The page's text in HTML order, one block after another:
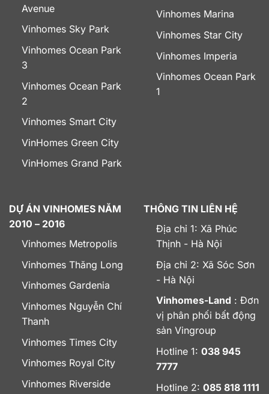
Avenue
Vinhomes Sky Park
Vinhomes Ocean Park
3
Vinhomes Ocean Park
2
Vinhomes Smart City
VinHomes Green City
VinHomes Grand Park
Vinhomes Marina
Vinhomes Star City
Vinhomes Imperia
Vinhomes Ocean Park
1
DỰ ÁN VINHOMES NĂM
2010 – 2016
Vinhomes Metropolis
Vinhomes Thăng Long
Vinhomes Gardenia
Vinhomes Nguyễn Chí
Thanh
Vinhomes Times City
Vinhomes Royal City
Vinhomes Riverside
THÔNG TIN LIÊN HỆ
Địa chỉ 1: Xã Phúc
Thịnh - Hà Nội
Địa chỉ 2: Xã Sóc Sơn
- Hà Nội
Vinhomes-Land : Đơn
vị phân phối bất động
sản Vingroup
Hotline 1: 038 945
7777
Hotline 2: 085 818 1111